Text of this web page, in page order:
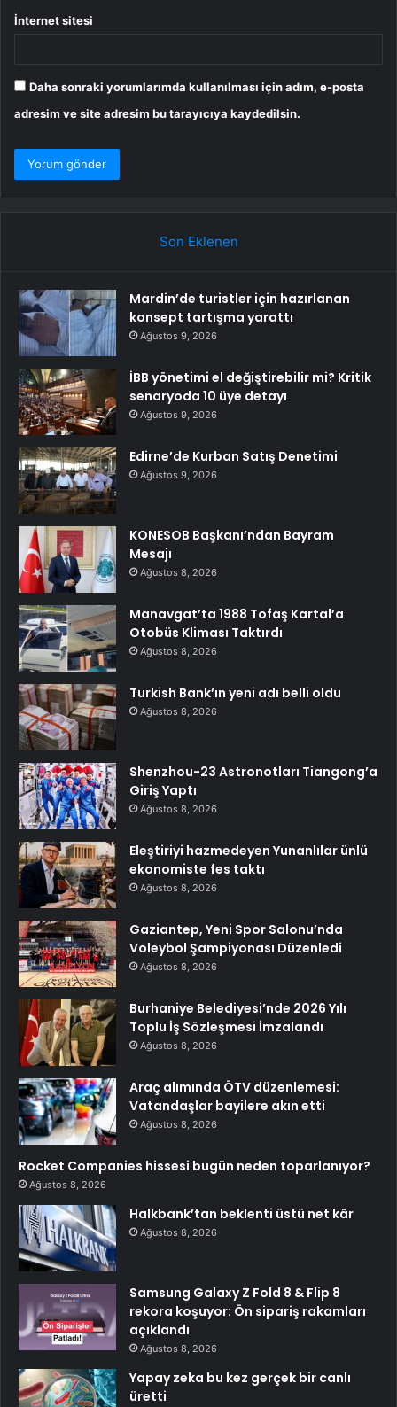
İnternet sitesi
Daha sonraki yorumlarımda kullanılması için adım, e-posta
adresim ve site adresim bu tarayıcıya kaydedilsin.
Son Eklenen
Mardin’de turistler için hazırlanan
konsept tartışma yarattı
Ağustos 9, 2026
İBB yönetimi el değiştirebilir mi? Kritik
senaryoda 10 üye detayı
Ağustos 9, 2026
Edirne’de Kurban Satış Denetimi
Ağustos 9, 2026
KONESOB Başkanı’ndan Bayram
Mesajı
Ağustos 8, 2026
Manavgat’ta 1988 Tofaş Kartal’a
Otobüs Kliması Taktırdı
Ağustos 8, 2026
Turkish Bank’ın yeni adı belli oldu
Ağustos 8, 2026
Shenzhou-23 Astronotları Tiangong’a
Giriş Yaptı
Ağustos 8, 2026
Eleştiriyi hazmedeyen Yunanlılar ünlü
ekonomiste fes taktı
Ağustos 8, 2026
Gaziantep, Yeni Spor Salonu’nda
Voleybol Şampiyonası Düzenledi
Ağustos 8, 2026
Burhaniye Belediyesi’nde 2026 Yılı
Toplu İş Sözleşmesi İmzalandı
Ağustos 8, 2026
Araç alımında ÖTV düzenlemesi:
Vatandaşlar bayilere akın etti
Ağustos 8, 2026
Rocket Companies hissesi bugün neden toparlanıyor?
Ağustos 8, 2026
Halkbank’tan beklenti üstü net kâr
Ağustos 8, 2026
Samsung Galaxy Z Fold 8 & Flip 8
rekora koşuyor: Ön sipariş rakamları
açıklandı
Ağustos 8, 2026
Yapay zeka bu kez gerçek bir canlı
üretti